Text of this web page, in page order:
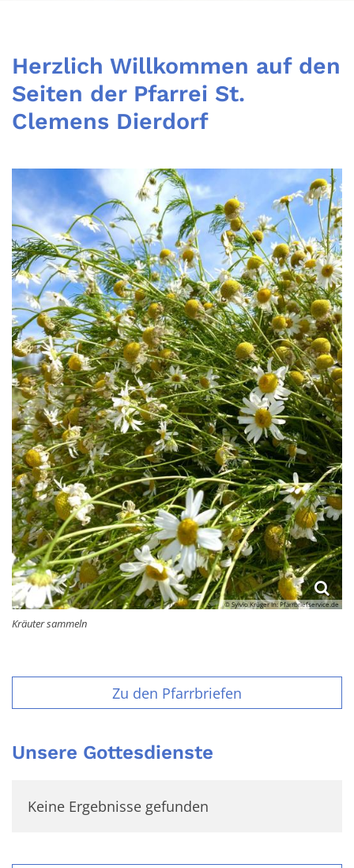
Herzlich Willkommen auf den
Seiten der Pfarrei St.
Clemens Dierdorf
© Sylvio Krüger In: Pfarrbriefservice.de
Kräuter sammeln
Zu den Pfarrbriefen
Unsere Gottesdienste
Keine Ergebnisse gefunden